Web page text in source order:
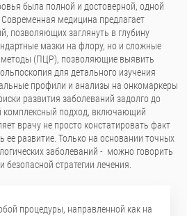
была полной и достоверной, одной
медицина предлагает
позволяющих заглянуть в глубину
мазки на флору, но и сложные
методы (ПЦР), позволяющие выявить
для детального изучения
профили и анализы на онкомаркеры
развития заболеваний задолго до
комплексный подход, включающий
врачу не просто констатировать факт
ее развитие. Только на основании точных
заболеваний - можно говорить
стратегии лечения.
процедуры, направленной как на